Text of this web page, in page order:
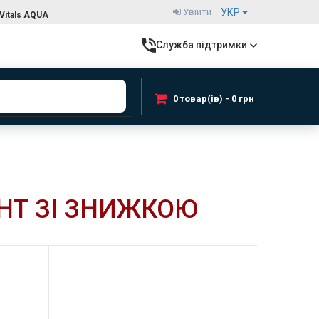
Vitals AQUA УКР
Увійти
Служба підтримки
0 товар(ів) - 0 грн
ЗІ ЗНИЖКОЮ